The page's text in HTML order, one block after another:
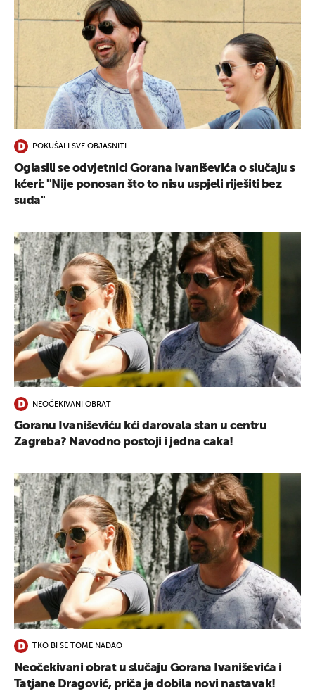
POKUŠALI SVE OBJASNITI
Oglasili se odvjetnici Gorana Ivaniševića o slučaju s
kćeri: ''Nije ponosan što to nisu uspjeli riješiti bez
suda''
NEOČEKIVANI OBRAT
Goranu Ivaniševiću kći darovala stan u centru
Zagreba? Navodno postoji i jedna caka!
TKO BI SE TOME NADAO
Neočekivani obrat u slučaju Gorana Ivaniševića i
Tatjane Dragović, priča je dobila novi nastavak!
UKLJUČITE NOTIFIKACIJE